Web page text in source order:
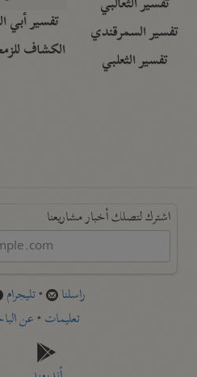
تفسير الثعالبي
تفسير السمرقندي
تفسير الثعلبي
تفسير أبي
الكشاف
اشترك لتصلك أخبار مشاريعنا
راسلنا •تليجرام
تعليمات •عن